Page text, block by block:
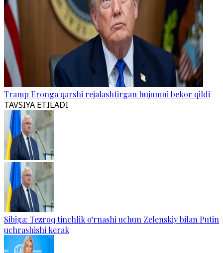
Tramp Eronga qarshi rejalashtirgan hujumni bekor qildi
TAVSIYA ETILADI
Sibiga: Tezroq tinchlik o‘rnashi uchun Zelenskiy bilan Putin
uchrashishi kerak